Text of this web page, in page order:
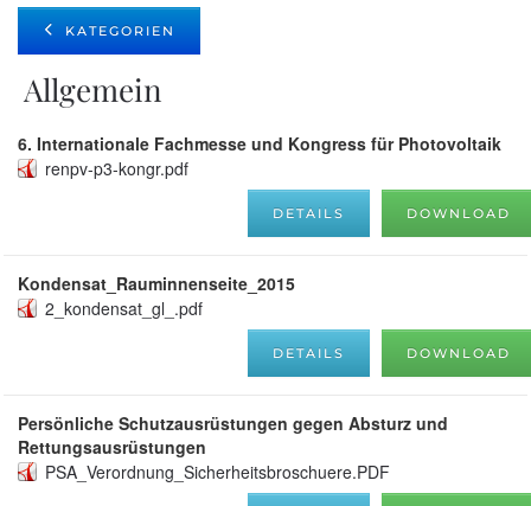
KATEGORIEN
Allgemein
6. Internationale Fachmesse und Kongress für Photovoltaik
renpv-p3-kongr.pdf
DOWNLOAD
DETAILS
Kondensat_Rauminnenseite_2015
2_kondensat_gl_.pdf
DOWNLOAD
DETAILS
Persönliche Schutzausrüstungen gegen Absturz und
Rettungsausrüstungen
PSA_Verordnung_Sicherheitsbroschuere.PDF